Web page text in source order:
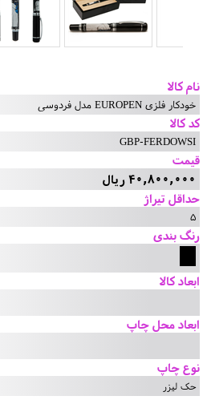
نام کالا
خودکار فلزی EUROPEN مدل فردوسی
کد کالا
GBP-FERDOWSI
قیمت
40,800,000 ریال
حداقل تیراژ
5
رنگ بندی
ابعاد کالا
ابعاد محل چاپ
نوع چاپ
حک لیزر